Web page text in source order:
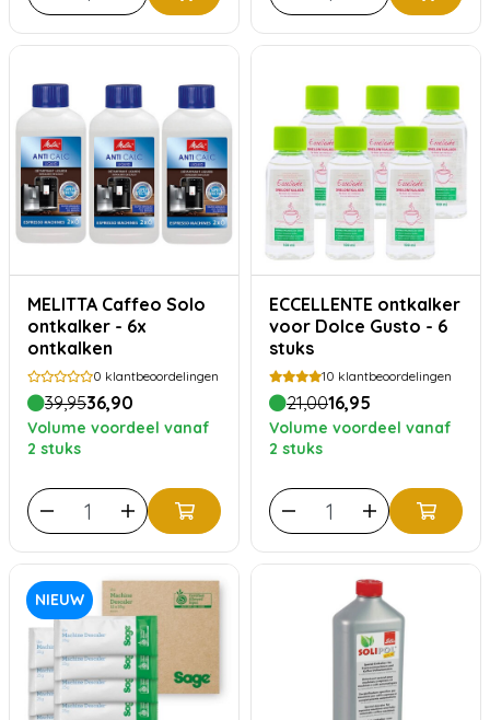
MELITTA Caffeo Solo
ontkalker - 6x
ontkalken
0 klantbeoordelingen
39,9536,90
Volume voordeel vanaf
2 stuks
ECCELLENTE ontkalker
voor Dolce Gusto - 6
stuks
10 klantbeoordelingen
21,0016,95
Volume voordeel vanaf
2 stuks
NIEUW